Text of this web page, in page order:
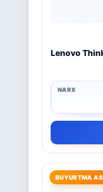
Lenovo
BUYURTMA